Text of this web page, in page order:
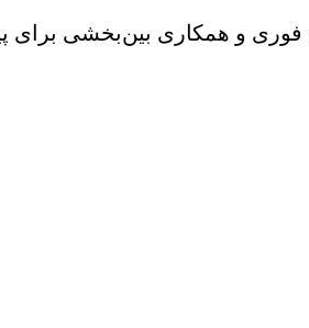
و همکاری بین‌بخشی برای